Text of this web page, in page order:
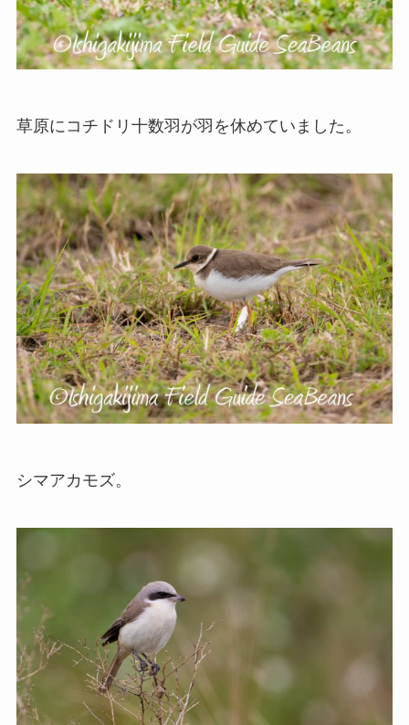
草原にコチドリ十数羽が羽を休めていました。
シマアカモズ。